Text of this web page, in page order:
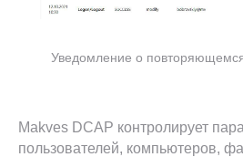
Уведомление о
Makves DCAP контролирует
пользователей, компьютеров,